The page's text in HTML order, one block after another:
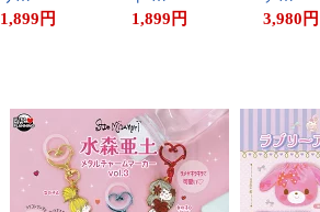
1,899 円 1,899 円 3,980 円